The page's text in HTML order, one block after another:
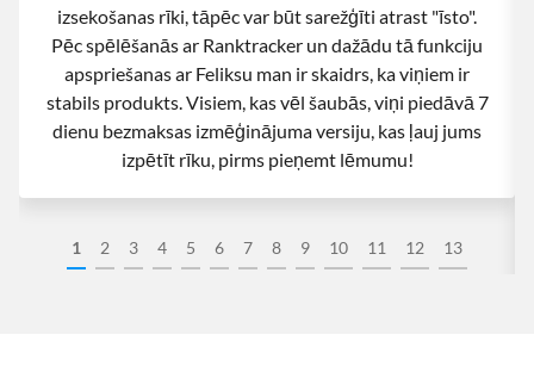
1 2 3 4 5 6 7 8 9 10 11 12 13
izsekošanas rīki, tāpēc var būt sarežģīti atrast "īsto".
Pēc spēlēšanās ar Ranktracker un dažādu tā funkciju
apspriešanas ar Feliksu man ir skaidrs, ka viņiem ir
stabils produkts. Visiem, kas vēl šaubās, viņi piedāvā 7
dienu bezmaksas izmēģinājuma versiju, kas ļauj jums
izpētīt rīku, pirms pieņemt lēmumu!